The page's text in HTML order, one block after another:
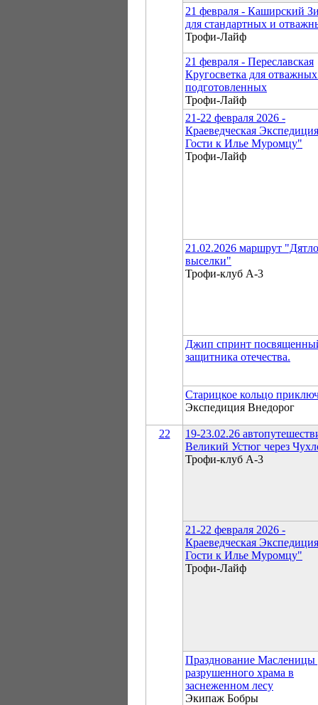
21 февраля - Каширский
для стандартных и
Трофи-Лайф
21 февраля - Переславская
Кругосветка для
подготовленных
Трофи-Лайф
21-22 февраля 2026 -
Краеведческая
Гости к Илье Муромцу"
Трофи-Лайф
21.02.2026 маршрут
выселки"
Трофи-клуб А-3
Джип спринт
защитника отечества.
Старицкое кольцо
Экспедиция Внедорог
22
19-23.02.26
Великий Устюг через
Трофи-клуб А-3
21-22 февраля 2026 -
Краеведческая
Гости к Илье Муромцу"
Трофи-Лайф
Празднование Масленицы
разрушенного храма в
заснеженном лесу
Экипаж Бобры